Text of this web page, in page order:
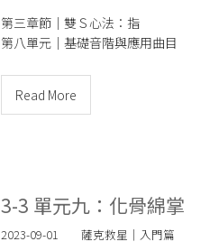
第三章節｜雙Ｓ心法：指
第八單元｜ 基礎音階與應用曲目
Read More
3-3 單元九：化骨綿掌
2023-09-01 薩克救星｜入門篇